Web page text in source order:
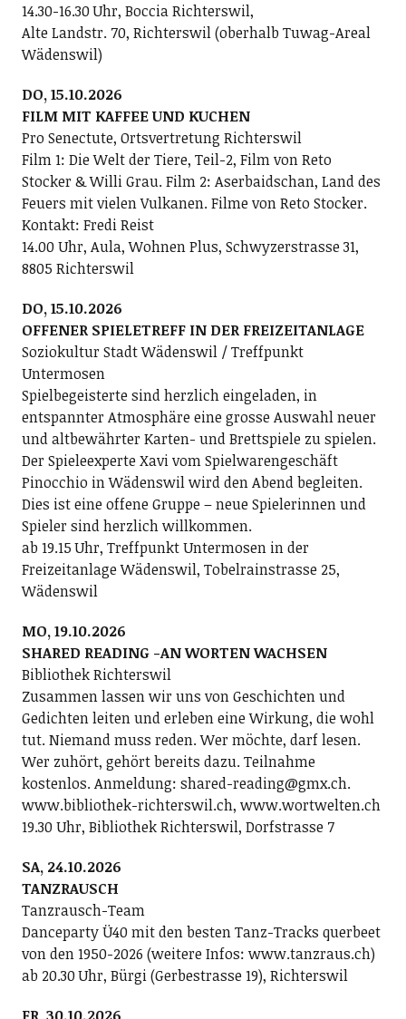
14.30-16.30 Uhr, Boccia Richterswil,
Alte Landstr. 70, Richterswil (oberhalb Tuwag-Areal
Wädenswil)
DO, 15.10.2026
FILM MIT KAFFEE UND KUCHEN
Pro Senectute, Ortsvertretung Richterswil
Film 1: Die Welt der Tiere, Teil-2, Film von Reto
Stocker & Willi Grau. Film 2: Aserbaidschan, Land des
Feuers mit vielen Vulkanen. Filme von Reto Stocker.
Kontakt: Fredi Reist
14.00 Uhr, Aula, Wohnen Plus, Schwyzerstrasse 31,
8805 Richterswil
DO, 15.10.2026
OFFENER SPIELETREFF IN DER FREIZEITANLAGE
Soziokultur Stadt Wädenswil / Treffpunkt
Untermosen
Spielbegeisterte sind herzlich eingeladen, in
entspannter Atmosphäre eine grosse Auswahl neuer
und altbewährter Karten- und Brettspiele zu spielen.
Der Spieleexperte Xavi vom Spielwarengeschäft
Pinocchio in Wädenswil wird den Abend begleiten.
Dies ist eine offene Gruppe – neue Spielerinnen und
Spieler sind herzlich willkommen.
ab 19.15 Uhr, Treffpunkt Untermosen in der
Freizeitanlage Wädenswil, Tobelrainstrasse 25,
Wädenswil
MO, 19.10.2026
SHARED READING -AN WORTEN WACHSEN
Bibliothek Richterswil
Zusammen lassen wir uns von Geschichten und
Gedichten leiten und erleben eine Wirkung, die wohl
tut. Niemand muss reden. Wer möchte, darf lesen.
Wer zuhört, gehört bereits dazu. Teilnahme
kostenlos. Anmeldung: shared-reading@gmx.ch.
www.bibliothek-richterswil.ch, www.wortwelten.ch
19.30 Uhr, Bibliothek Richterswil, Dorfstrasse 7
SA, 24.10.2026
TANZRAUSCH
Tanzrausch-Team
Danceparty Ü40 mit den besten Tanz-Tracks querbeet
von den 1950-2026 (weitere Infos: www.tanzraus.ch)
ab 20.30 Uhr, Bürgi (Gerbestrasse 19), Richterswil